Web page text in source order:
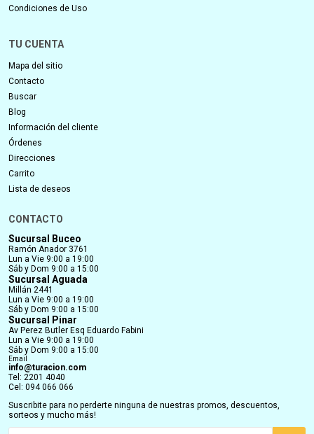
Condiciones de Uso
TU CUENTA
Mapa del sitio
Contacto
Buscar
Blog
Información del cliente
Órdenes
Direcciones
Carrito
Lista de deseos
CONTACTO
Sucursal Buceo
Ramón Anador 3761
Lun a Vie 9:00 a 19:00
Sáb y Dom 9:00 a 15:00
Sucursal Aguada
Millán 2441
Lun a Vie 9:00 a 19:00
Sáb y Dom 9:00 a 15:00
Sucursal Pinar
Av Perez Butler Esq Eduardo Fabini
Lun a Vie 9:00 a 19:00
Sáb y Dom 9:00 a 15:00
Email
info@turacion.com
Tel: 2201 4040
Cel: 094 066 066
Suscribite para no perderte ninguna de nuestras promos, descuentos,
sorteos y mucho más!